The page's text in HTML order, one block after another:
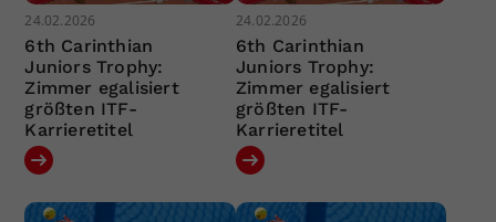
24.02.2026
6th Carinthian
Juniors Trophy:
Zimmer egalisiert
größten ITF-
Karrieretitel
24.02.2026
6th Carinthian
Juniors Trophy:
Zimmer egalisiert
größten ITF-
Karrieretitel